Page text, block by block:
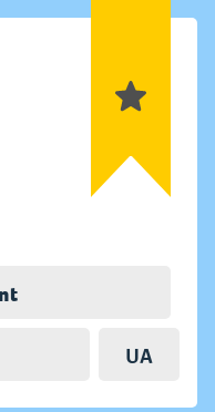
UA